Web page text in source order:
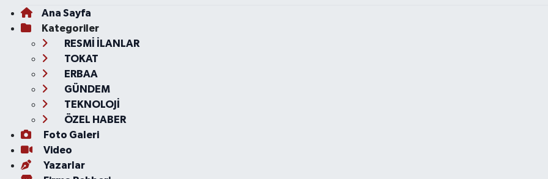
Ana Sayfa
Kategoriler
RESMİ İLANLAR
TOKAT
ERBAA
GÜNDEM
TEKNOLOJİ
ÖZEL HABER
Foto Galeri
Video
Yazarlar